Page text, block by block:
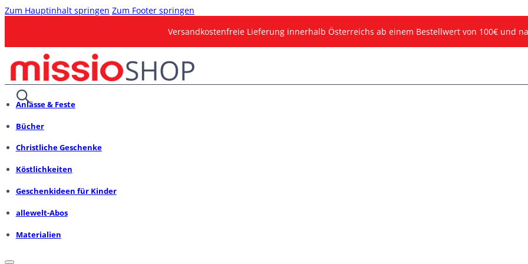
Zum Hauptinhalt springen Zum Footer springen
Versandkostenfreie Lieferung innerhalb Österreichs ab einem Bestellwert von 100€ und
Anlässe & Feste
Bücher
Christliche Geschenke
Köstlichkeiten
Geschenkideen für Kinder
allewelt-Abos
Materialien